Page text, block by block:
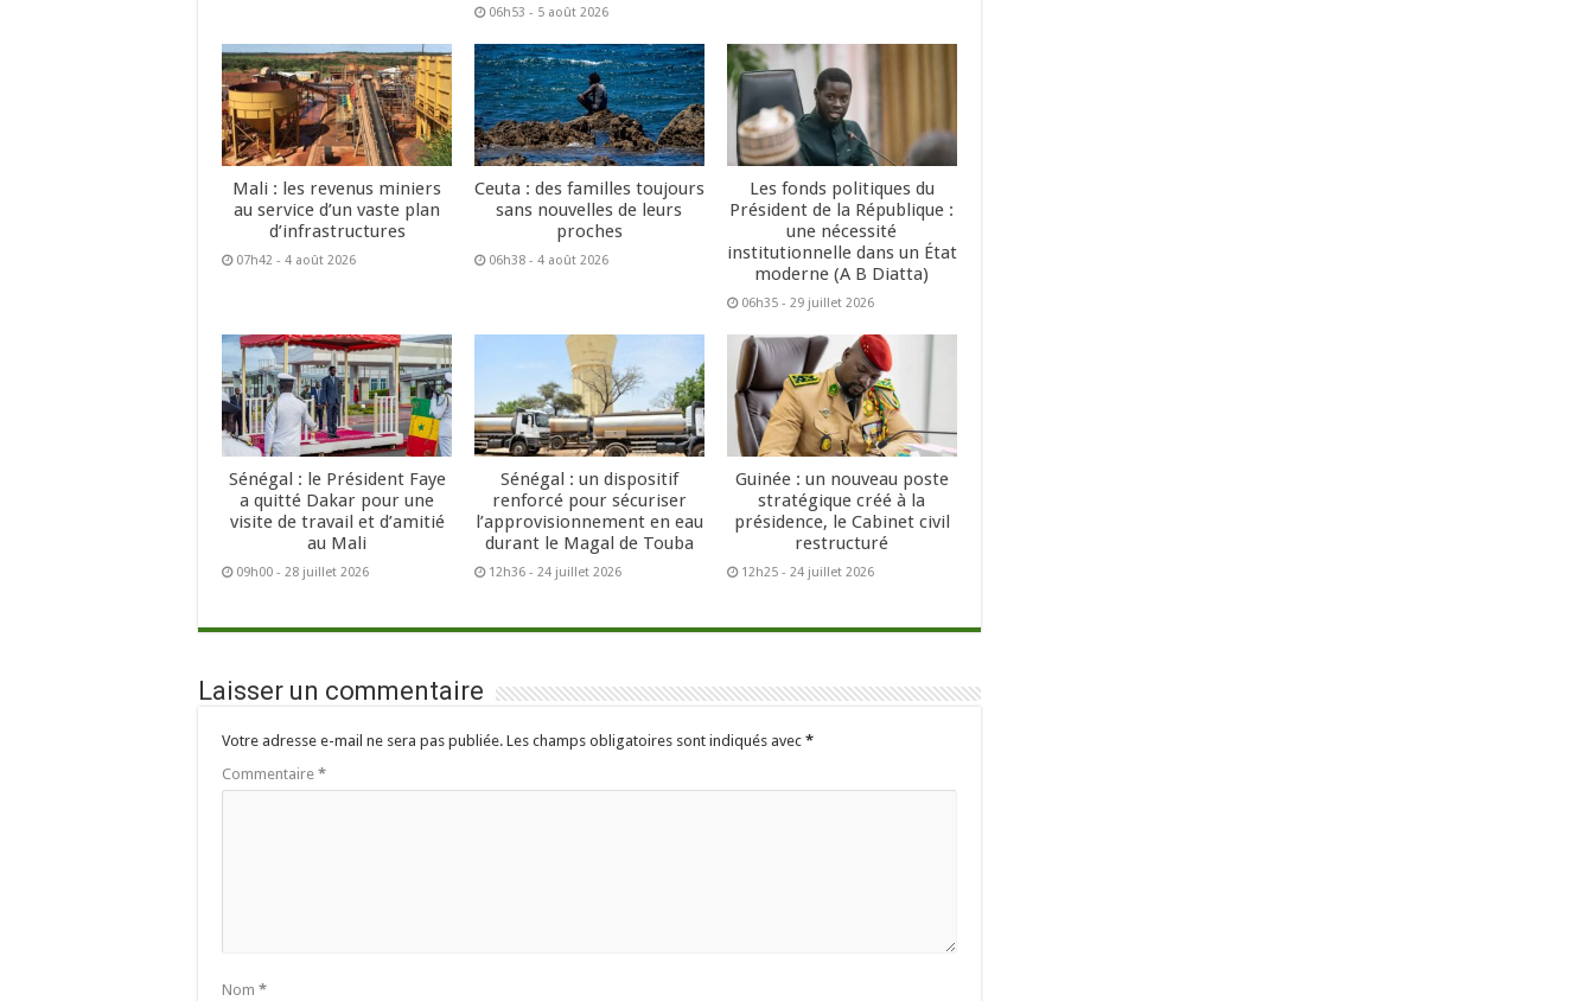
06h53 - 5 août 2026
Mali : les revenus miniers
au service d’un vaste plan
d’infrastructures
07h42 - 4 août 2026
Ceuta : des familles toujours
sans nouvelles de leurs
proches
06h38 - 4 août 2026
Les fonds politiques du
Président de la République :
une nécessité
institutionnelle dans un État
moderne (A B Diatta)
06h35 - 29 juillet 2026
Sénégal : le Président Faye
a quitté Dakar pour une
visite de travail et d’amitié
au Mali
09h00 - 28 juillet 2026
Sénégal : un dispositif
renforcé pour sécuriser
l’approvisionnement en eau
durant le Magal de Touba
12h36 - 24 juillet 2026
Guinée : un nouveau poste
stratégique créé à la
présidence, le Cabinet civil
restructuré
12h25 - 24 juillet 2026
Laisser un commentaire
Votre adresse e-mail ne sera pas publiée. Les champs obligatoires sont indiqués avec *
Commentaire *
Nom *